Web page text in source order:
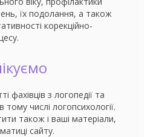
їх подолання, а також
корекційно-
фахівців з логопедії та
тому числі логопсихології.
також і ваші матеріали,
сайту.